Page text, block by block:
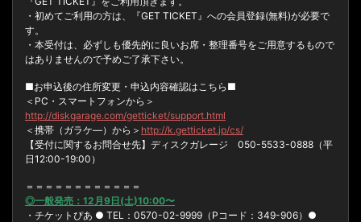
・初めてご利用の方は、『GET TICKET』への会員登録(無料)が必要で
す。
・本受付は、必ずしも優先的に良いお席・整理番号をご用意するもので
はありませんので予めご了承下さい。
■お申込後の住所変更・申込内容確認はこちら■
＜PC・スマートフォンから＞
http://diskgarage.com/getticket/support.html
＜携帯（ガラケ―）から＞ http://k.getticket.jp/cs/
【受付に関するお問合せ先】ディスクガレージ 050-5533-0888（平
日12:00-19:00）
＝＝＝＝＝＝＝＝＝＝＝＝
◎一般発売：12月9日(土)10:00〜
・チケットぴあ ● TEL：0570-02-9999（Pコード：349-906）●